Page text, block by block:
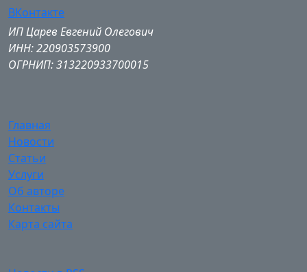
ВКонтакте
ИП Царев Евгений Олегович
ИНН: 220903573900
ОГРНИП: 313220933700015
Главная
Новости
Статьи
Услуги
Об авторе
Контакты
Карта сайта